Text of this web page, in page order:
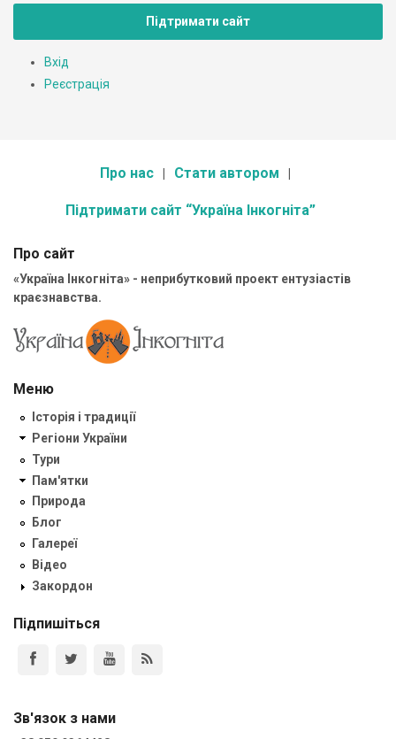
Підтримати сайт
Вхід
Реєстрація
Про нас Стати автором
Підтримати сайт “Україна Інкогніта”
Про сайт
«Україна Інкогніта» - неприбутковий проект ентузіастів
краєзнавства.
Меню
Історія і традиції
Регіони України
Тури
Пам'ятки
Природа
Блог
Галереї
Відео
Закордон
Підпишіться
Зв'язок з нами